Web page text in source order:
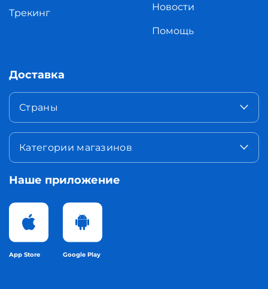
Трекинг
Новости
Помощь
Доставка
Страны
Категории магазинов
Наше приложение
App Store Google Play